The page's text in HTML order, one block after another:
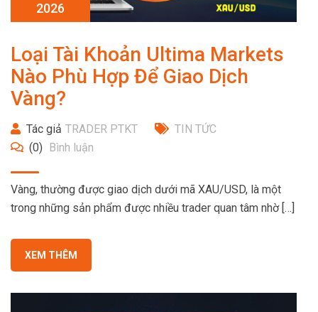
2026
Loại Tài Khoản Ultima Markets
Nào Phù Hợp Để Giao Dịch
Vàng?
Tác giả TRADER PTKT
TIN TỨC
(0) Bình luận
Vàng, thường được giao dịch dưới mã XAU/USD, là một
trong những sản phẩm được nhiều trader quan tâm nhờ […]
XEM THÊM